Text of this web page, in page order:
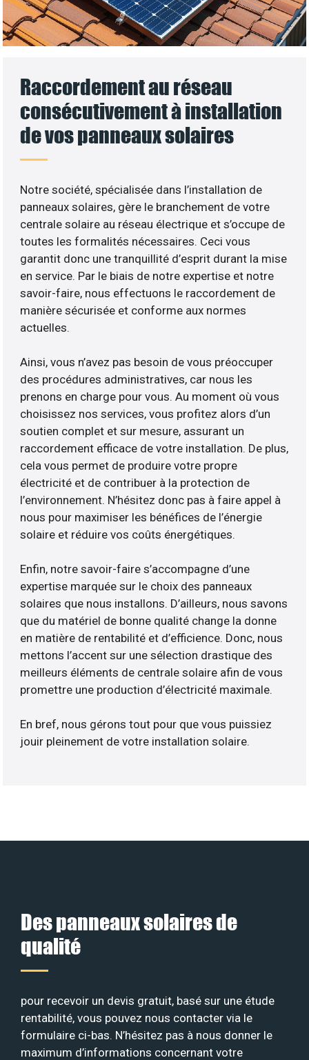
Raccordement au réseau
consécutivement à installation
de vos panneaux solaires
Notre société, spécialisée dans l’installation de
panneaux solaires, gère le branchement de votre
centrale solaire au réseau électrique et s’occupe de
toutes les formalités nécessaires. Ceci vous
garantit donc une tranquillité d’esprit durant la mise
en service. Par le biais de notre expertise et notre
savoir-faire, nous effectuons le raccordement de
manière sécurisée et conforme aux normes
actuelles.
Ainsi, vous n’avez pas besoin de vous préoccuper
des procédures administratives, car nous les
prenons en charge pour vous. Au moment où vous
choisissez nos services, vous profitez alors d’un
soutien complet et sur mesure, assurant un
raccordement efficace de votre installation. De plus,
cela vous permet de produire votre propre
électricité et de contribuer à la protection de
l’environnement. N’hésitez donc pas à faire appel à
nous pour maximiser les bénéfices de l’énergie
solaire et réduire vos coûts énergétiques.
Enfin, notre savoir-faire s’accompagne d’une
expertise marquée sur le choix des panneaux
solaires que nous installons. D’ailleurs, nous savons
que du matériel de bonne qualité change la donne
en matière de rentabilité et d’efficience. Donc, nous
mettons l’accent sur une sélection drastique des
meilleurs éléments de centrale solaire afin de vous
promettre une production d’électricité maximale.
En bref, nous gérons tout pour que vous puissiez
jouir pleinement de votre installation solaire.
Des panneaux solaires de
qualité
pour recevoir un devis gratuit, basé sur une étude
rentabilité, vous pouvez nous contacter via le
formulaire ci-bas. N’hésitez pas à nous donner le
maximum d’informations concernant votre